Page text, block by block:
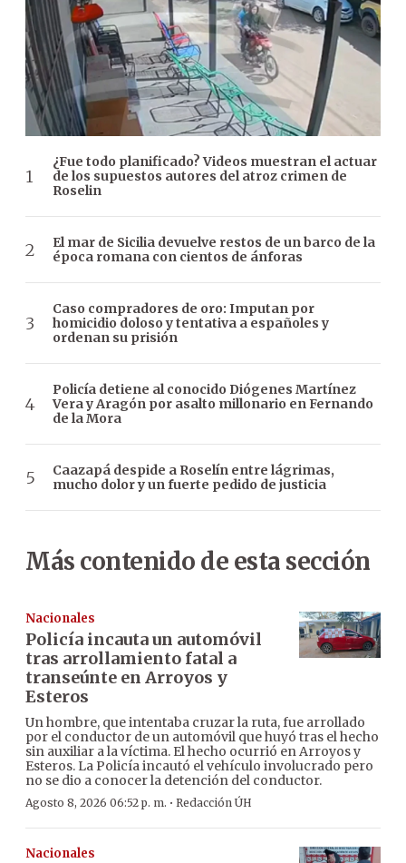
¿Fue todo planificado? Videos muestran el actuar
de los supuestos autores del atroz crimen de
Roselin
El mar de Sicilia devuelve restos de un barco de la
época romana con cientos de ánforas
Caso compradores de oro: Imputan por
homicidio doloso y tentativa a españoles y
ordenan su prisión
Policía detiene al conocido Diógenes Martínez
Vera y Aragón por asalto millonario en Fernando
de la Mora
Caazapá despide a Roselín entre lágrimas,
mucho dolor y un fuerte pedido de justicia
Más contenido de esta sección
Nacionales
Policía incauta un automóvil
tras arrollamiento fatal a
transeúnte en Arroyos y
Esteros
Un hombre, que intentaba cruzar la ruta, fue arrollado
por el conductor de un automóvil que huyó tras el hecho
sin auxiliar a la víctima. El hecho ocurrió en Arroyos y
Esteros. La Policía incautó el vehículo involucrado pero
no se dio a conocer la detención del conductor.
Agosto 8, 2026 06:52 p. m. · Redacción ÚH
Nacionales